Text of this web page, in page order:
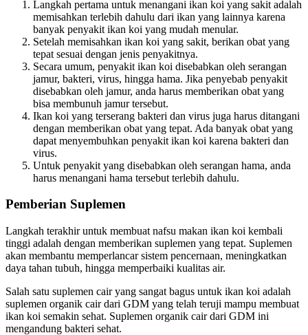
Langkah pertama untuk menangani ikan koi yang sakit adalah
memisahkan terlebih dahulu dari ikan yang lainnya karena
banyak penyakit ikan koi yang mudah menular.
Setelah memisahkan ikan koi yang sakit, berikan obat yang
tepat sesuai dengan jenis penyakitnya.
Secara umum, penyakit ikan koi disebabkan oleh serangan
jamur, bakteri, virus, hingga hama. Jika penyebab penyakit
disebabkan oleh jamur, anda harus memberikan obat yang
bisa membunuh jamur tersebut.
Ikan koi yang terserang bakteri dan virus juga harus ditangani
dengan memberikan obat yang tepat. Ada banyak obat yang
dapat menyembuhkan penyakit ikan koi karena bakteri dan
virus.
Untuk penyakit yang disebabkan oleh serangan hama, anda
harus menangani hama tersebut terlebih dahulu.
Pemberian Suplemen
Langkah terakhir untuk membuat nafsu makan ikan koi kembali
tinggi adalah dengan memberikan suplemen yang tepat. Suplemen
akan membantu memperlancar sistem pencernaan, meningkatkan
daya tahan tubuh, hingga memperbaiki kualitas air.
Salah satu suplemen cair yang sangat bagus untuk ikan koi adalah
suplemen organik cair dari GDM yang telah teruji mampu membuat
ikan koi semakin sehat. Suplemen organik cair dari GDM ini
mengandung bakteri sehat.